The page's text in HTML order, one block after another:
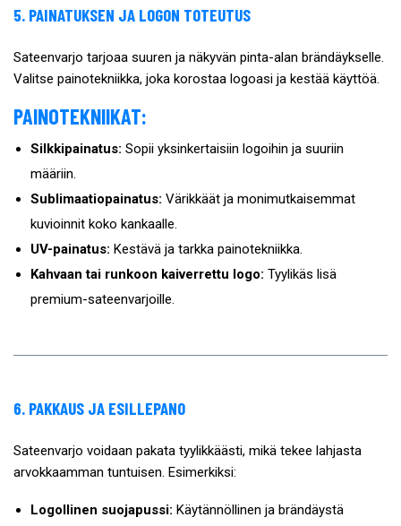
5. PAINATUKSEN JA LOGON TOTEUTUS
Sateenvarjo tarjoaa suuren ja näkyvän pinta-alan brändäykselle.
Valitse painotekniikka, joka korostaa logoasi ja kestää käyttöä.
PAINOTEKNIIKAT:
Silkkipainatus: Sopii yksinkertaisiin logoihin ja suuriin
määriin.
Sublimaatiopainatus: Värikkäät ja monimutkaisemmat
kuvioinnit koko kankaalle.
UV-painatus: Kestävä ja tarkka painotekniikka.
Kahvaan tai runkoon kaiverrettu logo: Tyylikäs lisä
premium-sateenvarjoille.
6. PAKKAUS JA ESILLEPANO
Sateenvarjo voidaan pakata tyylikkäästi, mikä tekee lahjasta
arvokkaamman tuntuisen. Esimerkiksi:
Logollinen suojapussi: Käytännöllinen ja brändäystä